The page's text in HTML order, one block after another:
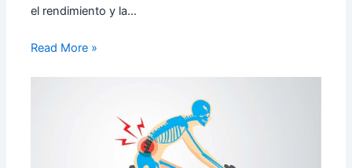
el rendimiento y la…
Read More »